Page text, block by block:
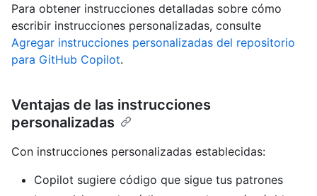
Para obtener instrucciones detalladas sobre cómo
escribir instrucciones personalizadas, consulte
Agregar instrucciones personalizadas del repositorio
para GitHub Copilot.
Ventajas de las instrucciones
personalizadas
Con instrucciones personalizadas establecidas:
Copilot sugiere código que sigue tus patrones